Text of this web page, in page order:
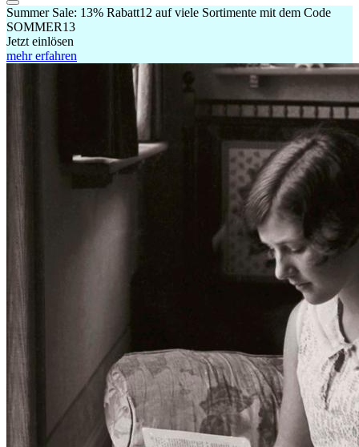
Summer Sale: 13% Rabatt12 auf viele Sortimente mit dem Code
SOMMER13
Jetzt einlösen
mehr erfahren